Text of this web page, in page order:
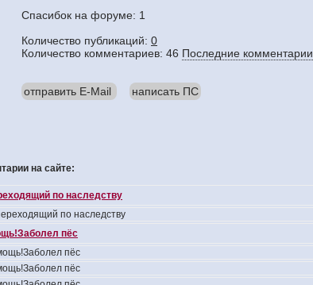
Спасибок на форуме: 1
Количество публикаций: 0
Количество комментариев: 46 Последние комментарии
отправить E-Mail написать ПС
на сайте:
по наследству
по наследству
пёс
пёс
пёс